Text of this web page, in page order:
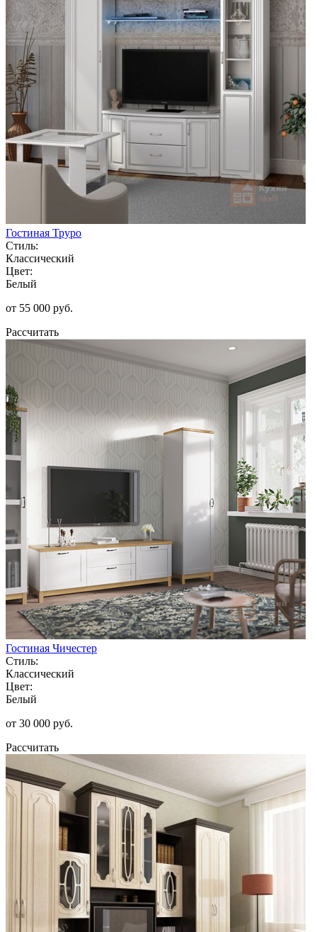
Гостиная Труро
Стиль:
Классический
Цвет:
Белый
от 55 000 руб.
Рассчитать
Гостиная Чичестер
Стиль:
Классический
Цвет:
Белый
от 30 000 руб.
Рассчитать